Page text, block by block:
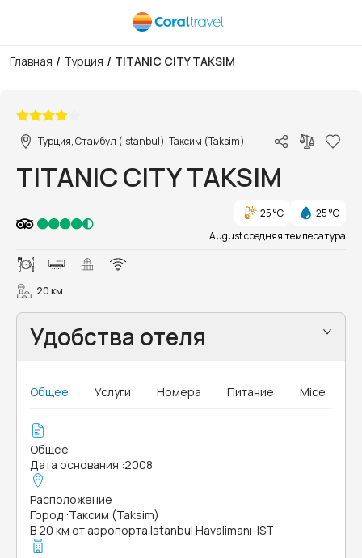
Главная / Турция / TITANIC CITY TAKSIM
Турция, Стамбул (Istanbul), Таксим (Taksim)
TITANIC CITY TAKSIM
25 °C
25 °C
August средняя температура
20 км
Удобства отеля
Общее Услуги Номера Питание Mice
Общее
Дата основания :2008
Расположение
Город :Таксим (Taksim)
В 20 км от аэропорта Istanbul Havalimanı-IST